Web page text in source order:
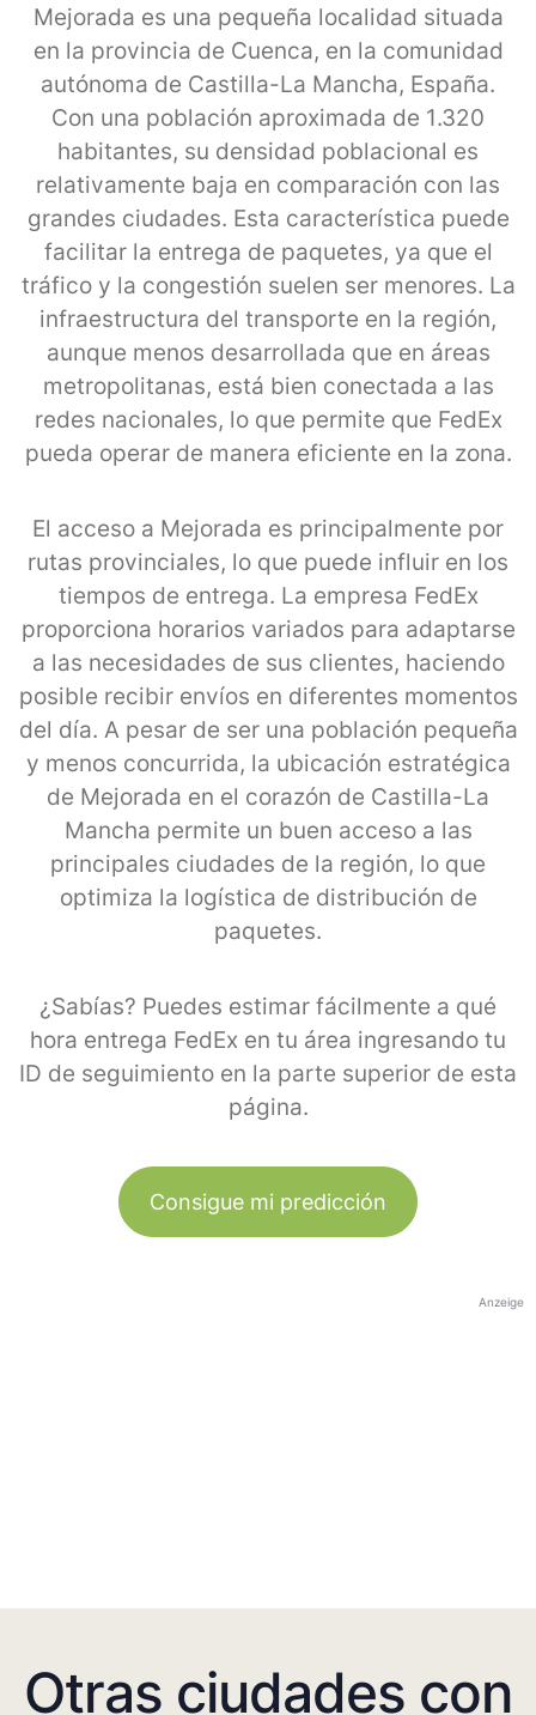
Mejorada es una pequeña localidad situada
en la provincia de Cuenca, en la comunidad
autónoma de Castilla-La Mancha, España.
Con una población aproximada de 1.320
habitantes, su densidad poblacional es
relativamente baja en comparación con las
grandes ciudades. Esta característica puede
facilitar la entrega de paquetes, ya que el
tráfico y la congestión suelen ser menores. La
infraestructura del transporte en la región,
aunque menos desarrollada que en áreas
metropolitanas, está bien conectada a las
redes nacionales, lo que permite que FedEx
pueda operar de manera eficiente en la zona.
El acceso a Mejorada es principalmente por
rutas provinciales, lo que puede influir en los
tiempos de entrega. La empresa FedEx
proporciona horarios variados para adaptarse
a las necesidades de sus clientes, haciendo
posible recibir envíos en diferentes momentos
del día. A pesar de ser una población pequeña
y menos concurrida, la ubicación estratégica
de Mejorada en el corazón de Castilla-La
Mancha permite un buen acceso a las
principales ciudades de la región, lo que
optimiza la logística de distribución de
paquetes.
¿Sabías? Puedes estimar fácilmente a qué
hora entrega FedEx en tu área ingresando tu
ID de seguimiento en la parte superior de esta
página.
Consigue mi predicción
Anzeige
Otras ciudades con